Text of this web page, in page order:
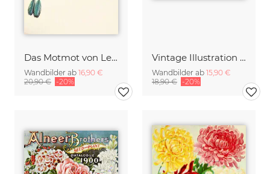
Das Motmot von Lesson oder das Motmot mit dem blauen Diadem
Wandbilder ab 16,90 €
20,90 € -20%
Vintage Illustration verschiedener Blumen
Wandbilder ab 15,90 €
18,90 € -20%